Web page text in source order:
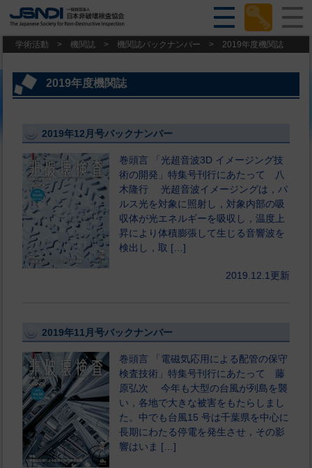
学術活動 > 機関誌 > 機関誌バックナンバー > 2019年度機関誌
2019年度機関誌
2019年12月号バックナンバー
巻頭言 「光超音波3D イメージング技
術の開発」特集号刊行にあたって 八
木隆行 光超音波イメージングは，パ
ルス光を対象に照射し，対象内部の吸
収体が光エネルギーを吸収し，温度上
昇により体積膨張して生じる音響波を
検出し，取 […]
2019.12.1更新
2019年11月号バックナンバー
巻頭言 「電磁気応用による配管の保守
検査技術」特集号刊行にあたって 藤
原弘次 今年も大型の台風が列島を襲
い，各地で大きな被害をもたらしまし
た。中でも台風15 号は千葉県を中心に
長期にわたる停電を発生させ，その影
響はいま […]